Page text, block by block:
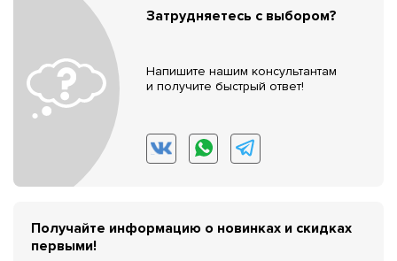
Затрудняетесь с выбором?
Напишите нашим консультантам
и получите быстрый ответ!
Получайте информацию о новинках и скидках
первыми!